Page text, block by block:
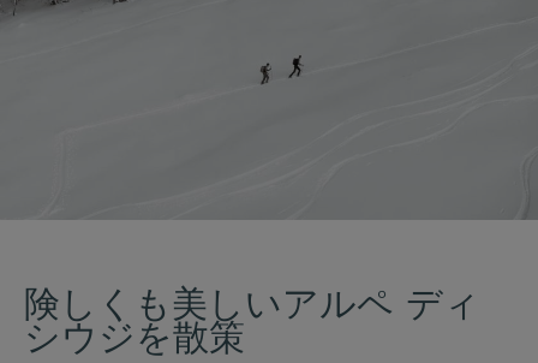
険しくも美しいアルペ ディ
シウジを散策